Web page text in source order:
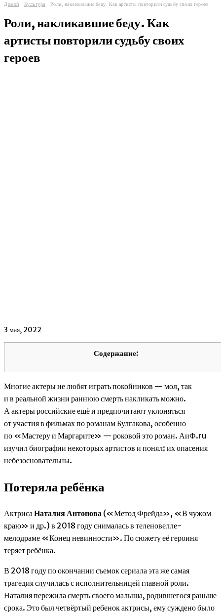
Домой Культура Роли, накликавшие беду. Как артисты повторили судьбу своих героев
Роли, накликавшие беду. Как
артисты повторили судьбу своих
героев
3 мая, 2022
Содержание:
Многие актеры не любят играть покойников — мол, так
и в реальной жизни раннюю смерть накликать можно.
А актеры российские ещё и предпочитают уклоняться
от участия в фильмах по романам Булгакова, особенно
по «Мастеру и Маргарите» — роковой это роман. АиФ.ru
изучил биографии некоторых артистов и понял: их опасения
небезосновательны.
Потеряла ребёнка
Актриса Наталия Антонова («Метод Фрейда», «В чужом
краю» и др.) в 2018 году снималась в теленовелле-
мелодраме «Конец невинности». По сюжету её героиня
теряет ребёнка.
В 2018 году по окончании съемок сериала эта же самая
трагедия случилась с исполнительницей главной роли.
Наталия пережила смерть своего малыша, родившегося раньше
срока. Это был четвёртый ребенок актрисы, ему суждено было